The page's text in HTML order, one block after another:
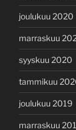
joulukuu 2020
marraskuu
syyskuu 2020
tammikuu
joulukuu 2019
marraskuu